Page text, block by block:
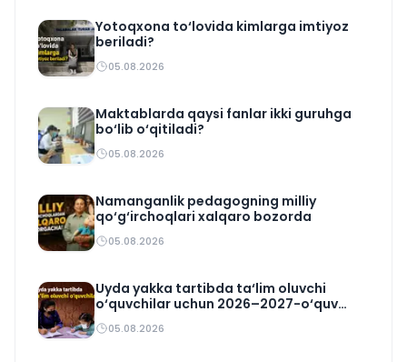
Yotoqxona to‘lovida kimlarga imtiyoz
beriladi?
05.08.2026
Maktablarda qaysi fanlar ikki guruhga
bo‘lib o‘qitiladi?
05.08.2026
Namanganlik pedagogning milliy
qo‘g‘irchoqlari xalqaro bozorda
05.08.2026
Uyda yakka tartibda ta‘lim oluvchi
o‘quvchilar uchun 2026–2027-o‘quv
rejasi tasdiqlandi
05.08.2026